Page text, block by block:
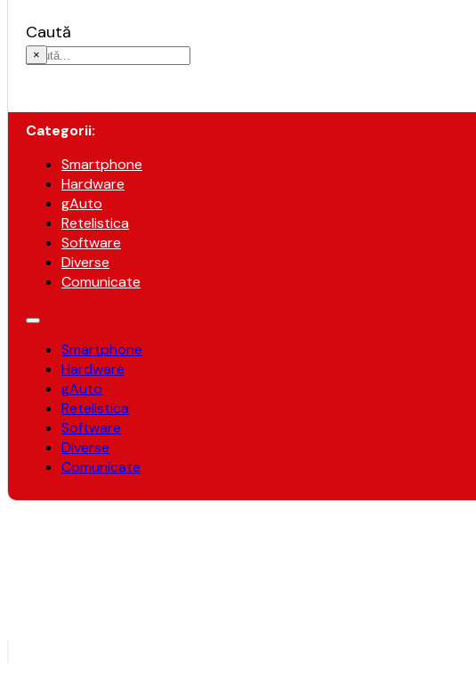
Caută
×
Categorii:
Smartphone
Hardware
gAuto
Retelistica
Software
Diverse
Comunicate
Smartphone
Hardware
gAuto
Retelistica
Software
Diverse
Comunicate